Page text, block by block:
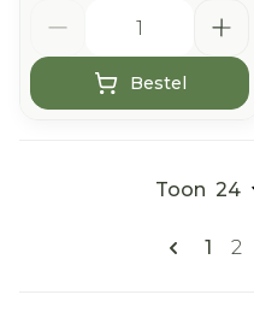
Bestel
U
1 2
Toon